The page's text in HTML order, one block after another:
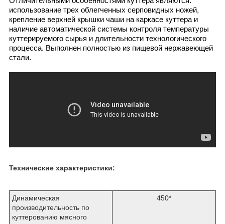
использование трех облегченных серповидных ножей,
крепление верхней крышки чаши на каркасе куттера и
наличие автоматической системы контроля температуры
куттерируемого сырья и длительности технологического
процесса. Выполнен полностью из пищевой нержавеющей
стали.
Технические характеристики:
Динамическая
производительность по
куттерованию мясного
450*